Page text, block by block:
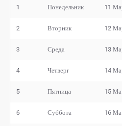
1 Понедельник 11
2 Вторник 12
3 Среда 13
4 Четверг 14
5 Пятница 15
6 Суббота 16